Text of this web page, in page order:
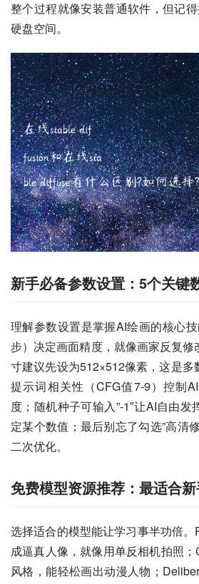
整个过程就像安装普通软件，但记
硬盘空间。
新手必备参数设置：5个关键
理解参数设置是掌握AI绘画的核心
步）决定画面精度，就像画家反复修
寸建议先设为512×512像素，这是多
提示词相关性（CFG值7-9）控制
度；随机种子可输入”-1″让AI自由
定某个数值；最后别忘了勾选”高清
二次优化。
免费模型资源推荐：最适合
选择适合的模型能让学习事半功倍
成逼真人像，就像用单反相机拍照
风格，能轻松画出动漫人物；